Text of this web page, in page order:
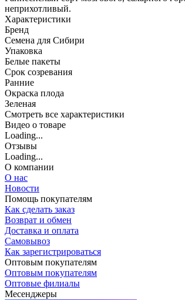
неприхотливый.
Характеристики
Бренд
Семена для Сибири
Упаковка
Белые пакеты
Срок созревания
Ранние
Окраска плода
Зеленая
Cмотреть все характеристики
Видео о товаре
Loading...
Отзывы
Loading...
О компании
О нас
Новости
Помощь покупателям
Как сделать заказ
Возврат и обмен
Доставка и оплата
Самовывоз
Как зарегистрироваться
Оптовым покупателям
Оптовым покупателям
Оптовые филиалы
Месенджеры